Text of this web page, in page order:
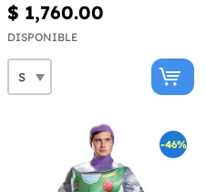
$ 1,760.00
DISPONIBLE
-46%